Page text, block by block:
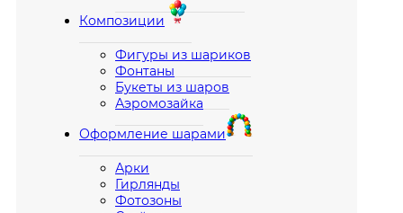
Композиции
Фигуры из шариков
Фонтаны
Букеты из шаров
Аэромозайка
Оформление шарами
Арки
Гирлянды
Фотозоны